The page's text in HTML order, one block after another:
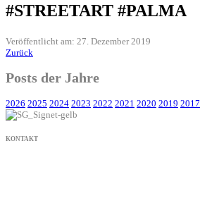
#STREETART #PALMA
Veröffentlicht am: 27. Dezember 2019
Zurück
Posts der Jahre
2026 2025 2024 2023 2022 2021 2020 2019 2017
KONTAKT